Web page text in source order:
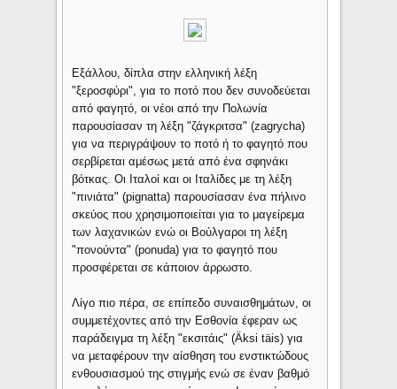
Εξάλλου, δίπλα στην ελληνική λέξη
"ξεροσφύρι", για το ποτό που δεν συνοδεύεται
από φαγητό, οι νέοι από την Πολωνία
παρουσίασαν τη λέξη "ζάγκριτσα" (zagrycha)
για να περιγράψουν το ποτό ή το φαγητό που
σερβίρεται αμέσως μετά από ένα σφηνάκι
βότκας. Οι Ιταλοί και οι Ιταλίδες με τη λέξη
"πινιάτα" (pignatta) παρουσίασαν ένα πήλινο
σκεύος που χρησιμοποιείται για το μαγείρεμα
των λαχανικών ενώ οι Βούλγαροι τη λέξη
"πονούντα" (ponuda) για το φαγητό που
προσφέρεται σε κάποιον άρρωστο.
Λίγο πιο πέρα, σε επίπεδο συναισθημάτων, οι
συμμετέχοντες από την Εσθονία έφεραν ως
παράδειγμα τη λέξη "εκσιτάις" (Äksi täis) για
να μεταφέρουν την αίσθηση του ενστικτώδους
ενθουσιασμού της στιγμής ενώ σε έναν βαθμό